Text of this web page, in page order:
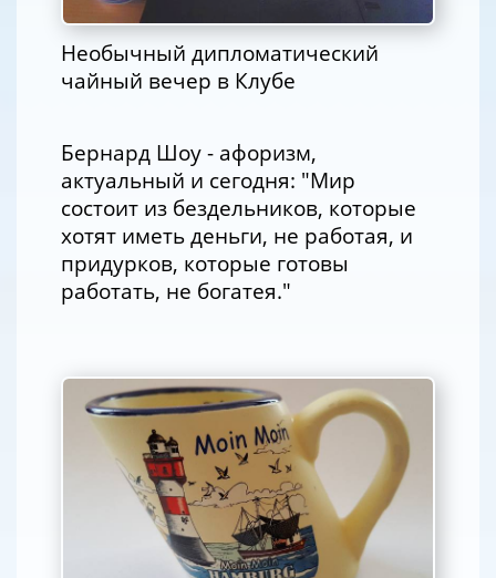
Необычный дипломатический
чайный вечер в Клубе
Бернард Шоу - афоризм,
актуальный и сегодня: "Мир
состоит из бездельников, которые
хотят иметь деньги, не работая, и
придурков, которые готовы
работать, не богатея."